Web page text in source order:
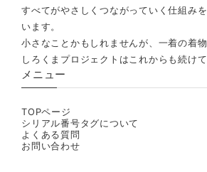
すべてがやさしくつながっていく仕組み
います。
小さなことかもしれませんが、一着の着
しろくまプロジェクトはこれからも続けて
メニュー
TOPページ
シリアル番号タグについて
よくある質問
お問い合わせ